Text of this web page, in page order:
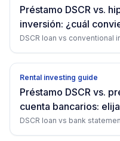
Préstamo DSCR vs.
inversión: ¿cuál
DSCR loan vs conventional
Rental investing guide
Préstamo DSCR vs.
cuenta bancarios:
DSCR loan vs bank